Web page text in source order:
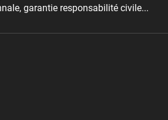
garantie responsabilité civile...